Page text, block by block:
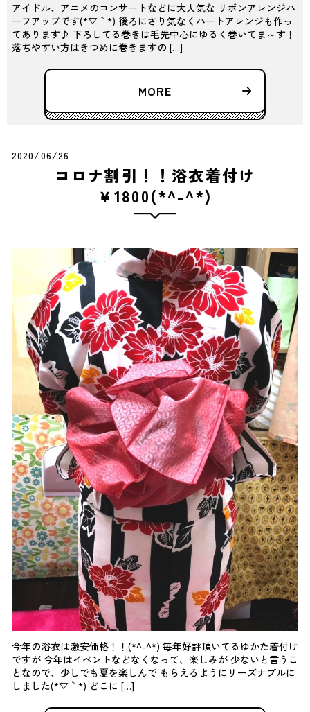
アイドル、アニメのコンサートなどに大人気な リボンアレンジハ
ーフアップです(*´▽｀*) 後ろにさり気なくハートアレンジも作っ
てあります♪ 下ろしてる巻きは毛先中心にゆるく巻いてま～す！
落ちやすい方はきつめに巻きますの […]
MORE
2020/06/26
コロナ割引！！浴衣着付け
￥1800(*^-^*)
今年の浴衣は激安価格！！(*^-^*) 毎年好評頂いてるゆかた着付け
ですが 今年はイベントなどなくなって、楽しみが 少ないと言うこ
となので、少しでも夏を楽しんで もらえるようにリーズナブルに
しました(*´▽｀*) どこに […]